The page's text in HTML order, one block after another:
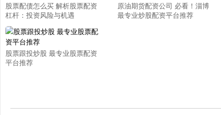
股票配债怎么买 解析股票配资
杠杆：投资风险与机遇
原油期货配资公司 必看！淄博
最专业炒股配资平台推荐
股票跟投炒股 最专业股票配资
平台推荐